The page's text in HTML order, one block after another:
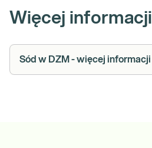
Więcej informacji
Sód w DZM - więcej informacji